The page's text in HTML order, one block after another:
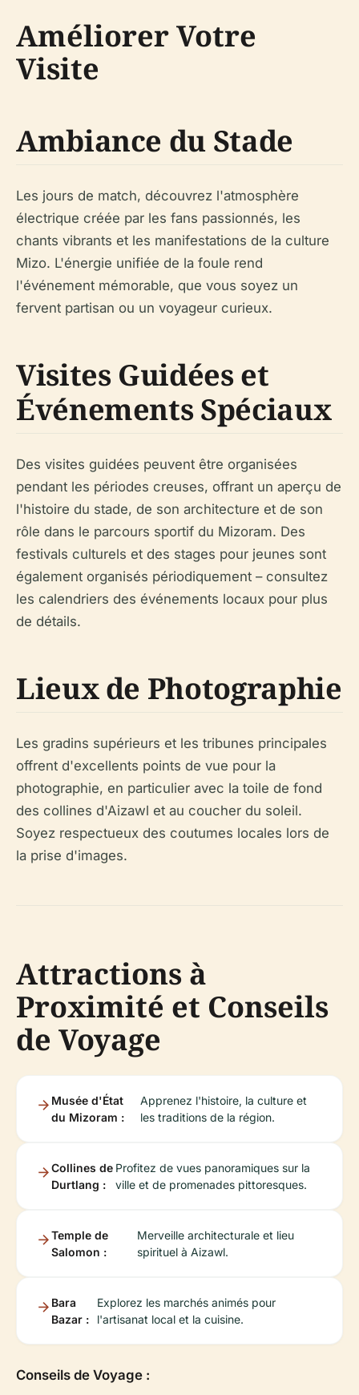
Améliorer Votre
Visite
Ambiance du Stade
Les jours de match, découvrez l'atmosphère
électrique créée par les fans passionnés, les
chants vibrants et les manifestations de la culture
Mizo. L'énergie unifiée de la foule rend
l'événement mémorable, que vous soyez un
fervent partisan ou un voyageur curieux.
Visites Guidées et
Événements Spéciaux
Des visites guidées peuvent être organisées
pendant les périodes creuses, offrant un aperçu de
l'histoire du stade, de son architecture et de son
rôle dans le parcours sportif du Mizoram. Des
festivals culturels et des stages pour jeunes sont
également organisés périodiquement – consultez
les calendriers des événements locaux pour plus
de détails.
Lieux de Photographie
Les gradins supérieurs et les tribunes principales
offrent d'excellents points de vue pour la
photographie, en particulier avec la toile de fond
des collines d'Aizawl et au coucher du soleil.
Soyez respectueux des coutumes locales lors de
la prise d'images.
Attractions à
Proximité et Conseils
de Voyage
Musée d'État
du Mizoram :
Apprenez l'histoire, la culture et
les traditions de la région.
Collines de
Durtlang :
Profitez de vues panoramiques sur la
ville et de promenades pittoresques.
Temple de
Salomon :
Merveille architecturale et lieu
spirituel à Aizawl.
Bara
Bazar :
Explorez les marchés animés pour
l'artisanat local et la cuisine.
Conseils de Voyage :